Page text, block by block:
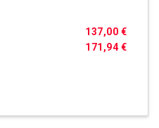
171,94 €
137,00 €